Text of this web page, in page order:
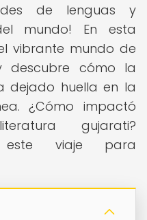
de lenguas y
mundo! En esta
vibrante mundo de
descubre cómo la
dejado huella en la
¿Cómo impactó
gujarati?
este viaje para